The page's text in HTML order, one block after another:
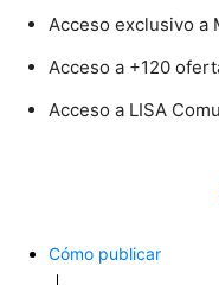
Acceso exclusivo a
Acceso a +120
Acceso a LISA
Cómo publicar